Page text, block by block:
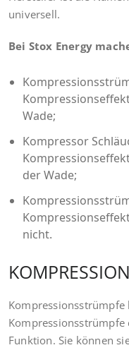
universell.
Bei Stox Energy
Wade;
Kompressor
der Wade;
nicht.
Kompressionsstrümpfe
Funktion. Sie können